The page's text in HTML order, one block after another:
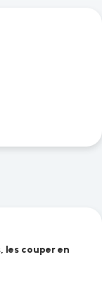
les couper en